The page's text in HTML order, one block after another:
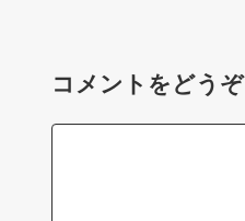
コメントをどうぞ